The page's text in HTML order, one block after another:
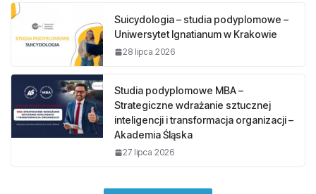
Suicydologia – studia podyplomowe –
Uniwersytet Ignatianum w Krakowie
28 lipca 2026
Studia podyplomowe MBA –
Strategiczne wdrażanie sztucznej
inteligencji i transformacja organizacji –
Akademia Śląska
27 lipca 2026